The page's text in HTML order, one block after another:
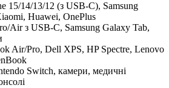
15/14/13/12 (з USB-C), Samsung
Huawei, OnePlus
Air з USB-C, Samsung Galaxy Tab,
Air/Pro, Dell XPS, HP Spectre, Lenovo
Switch, камери, медичні